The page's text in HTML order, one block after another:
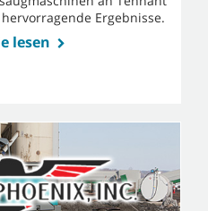
Ergebnisse.
lesen